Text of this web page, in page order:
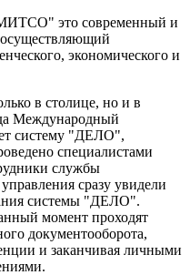
это современный и
экономического и
в столице, но и в
Международный
систему "ДЕЛО",
специалистами
службы
сразу увидели
системы "ДЕЛО".
момент проходят
документооборота,
и заканчивая личными